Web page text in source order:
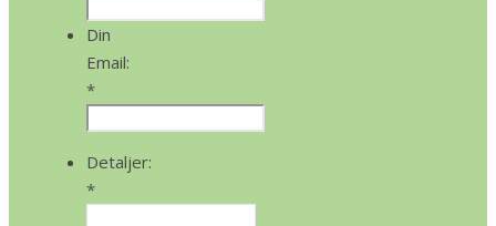
Din
Email:
*
Detaljer:
*